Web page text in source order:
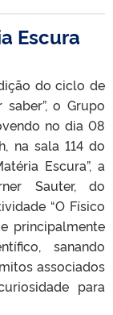
Escura
do ciclo de
o Grupo
no dia 08
na sala 114 do
Escura”, a
Sauter, do
“O Físico
principalmente
sanando
associados
para